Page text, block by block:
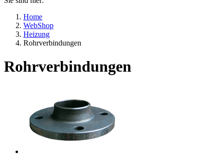
Home
WebShop
Heizung
Rohrverbindungen
Rohrverbindungen